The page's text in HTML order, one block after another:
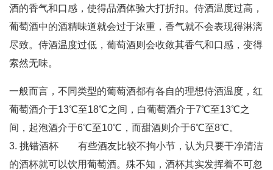
酒的香气和口感，使得品酒体验大打折扣。侍酒温度过高，
葡萄酒中的酒精味道就会过于浓重，香气就不会表现得淋漓
尽致。侍酒温度过低，葡萄酒则会收敛其香气和口感，变得
索然无味。
一般而言，不同类型的葡萄酒都有各自的理想侍酒温度，红
葡萄酒介于13℃至18℃之间，白葡萄酒介于7℃至13℃之
间，起泡酒介于6℃至10℃，而甜酒则介于6℃至8℃。
3. 挑错酒杯 有些酒友比较不拘小节，认为只要干净清洁
的酒杯就可以饮用葡萄酒。殊不知，酒杯其实发挥着不可忽